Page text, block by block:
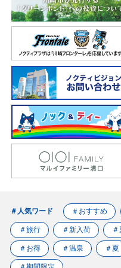
＃人気ワード ＃おすすめ
＃旅行 ＃新入荷
＃お得 ＃温泉 ＃夏